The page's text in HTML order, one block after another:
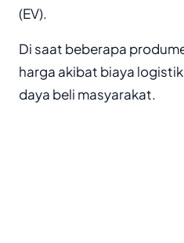
(EV).
Di saat beberapa
harga akibat biaya
daya beli masyarakat.